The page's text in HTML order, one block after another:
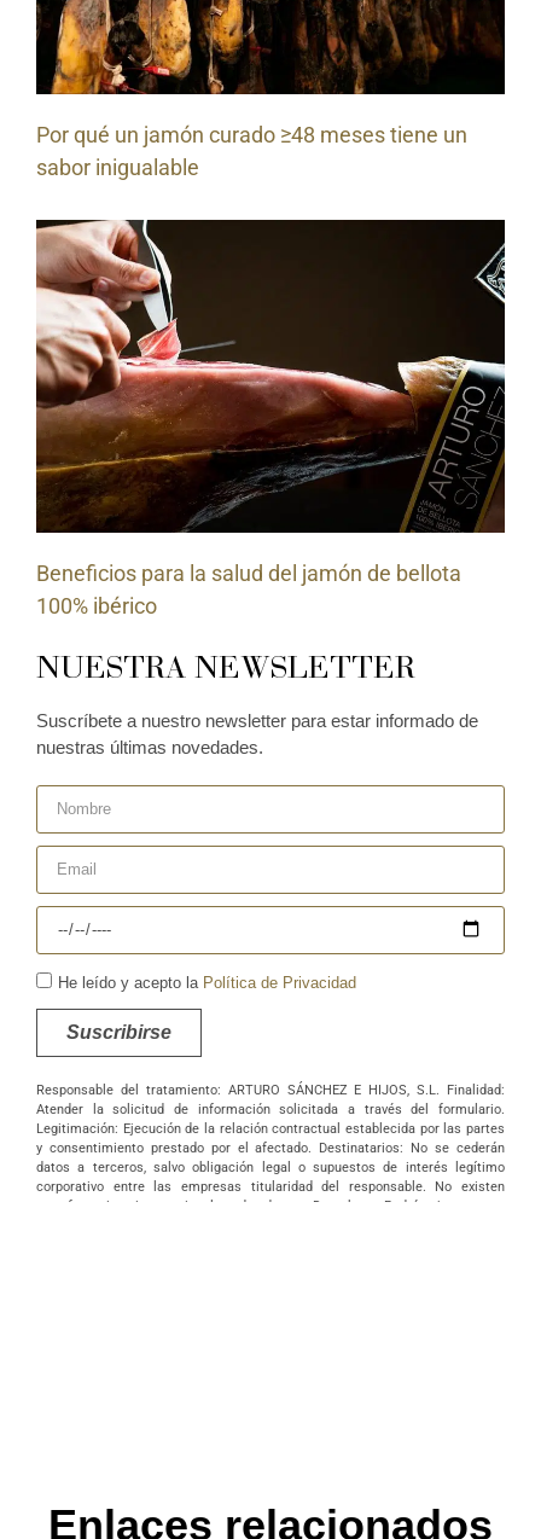
Por qué un jamón curado ≥48 meses tiene un
sabor inigualable
Beneficios para la salud del jamón de bellota
100% ibérico
NUESTRA NEWSLETTER
Suscríbete a nuestro newsletter para estar informado de
nuestras últimas novedades.
He leído y acepto la Política de Privacidad
Suscribirse
Responsable del tratamiento: ARTURO SÁNCHEZ E HIJOS, S.L. Finalidad:
Atender la solicitud de información solicitada a través del formulario.
Legitimación: Ejecución de la relación contractual establecida por las partes
y consentimiento prestado por el afectado. Destinatarios: No se cederán
datos a terceros, salvo obligación legal o supuestos de interés legítimo
corporativo entre las empresas titularidad del responsable. No existen
transferencias internacionales de datos. Derechos: Podrá ejercer sus
Enlaces relacionados